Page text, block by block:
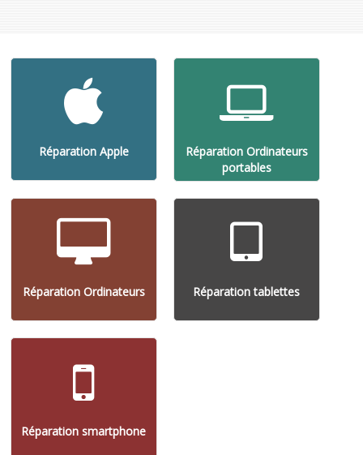
Réparation Apple
Réparation Ordinateurs
portables
Réparation Ordinateurs Réparation tablettes
Réparation smartphone